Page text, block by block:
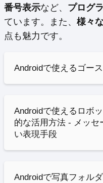
番号表示など、 プログ
ています。また、 様々
点も魅力です。
Androidで使えるゴー
Androidで使えるロボ
的な活用方法 - メッセ
い表現手段
Androidで写真フォル